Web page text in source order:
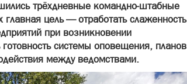
трёхдневные командно‑штабные
цель — отработать слаженность
при возникновении
системы оповещения, планов
между ведомствами.